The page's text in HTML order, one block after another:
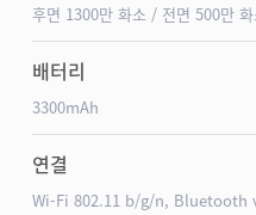
후면 1300만 화소 / 전면 500만 화
배터리
3300mAh
연결
Wi-Fi 802.11 b/g/n, Bluetooth